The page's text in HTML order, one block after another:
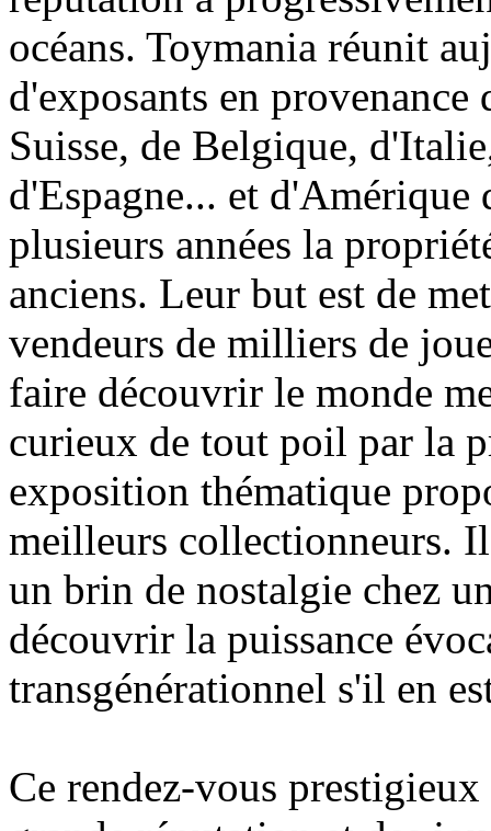
océans. Toymania réunit
d'exposants en
Suisse, de Belgique,
d'Espagne... et
plusieurs années la
anciens. Leur but est de
vendeurs de milliers de
faire découvrir le monde
curieux de tout poil par la
exposition thématique
meilleurs collectionneurs.
un brin de nostalgie chez
découvrir la puissance
transgénérationnel s'il en
Ce rendez-vous